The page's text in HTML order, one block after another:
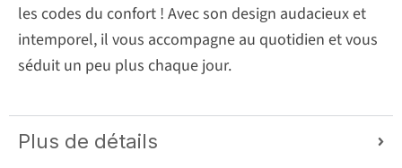
les codes du confort ! Avec son design audacieux et
intemporel, il vous accompagne au quotidien et vous
séduit un peu plus chaque jour.
Plus de détails